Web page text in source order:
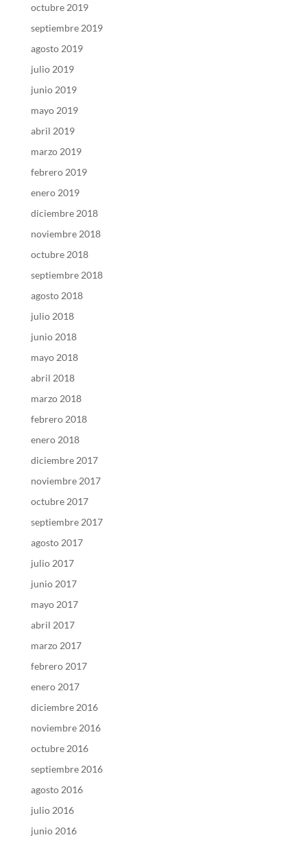
octubre 2019
septiembre 2019
agosto 2019
julio 2019
junio 2019
mayo 2019
abril 2019
marzo 2019
febrero 2019
enero 2019
diciembre 2018
noviembre 2018
octubre 2018
septiembre 2018
agosto 2018
julio 2018
junio 2018
mayo 2018
abril 2018
marzo 2018
febrero 2018
enero 2018
diciembre 2017
noviembre 2017
octubre 2017
septiembre 2017
agosto 2017
julio 2017
junio 2017
mayo 2017
abril 2017
marzo 2017
febrero 2017
enero 2017
diciembre 2016
noviembre 2016
octubre 2016
septiembre 2016
agosto 2016
julio 2016
junio 2016